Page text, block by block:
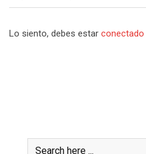
Lo siento, debes estar conectado